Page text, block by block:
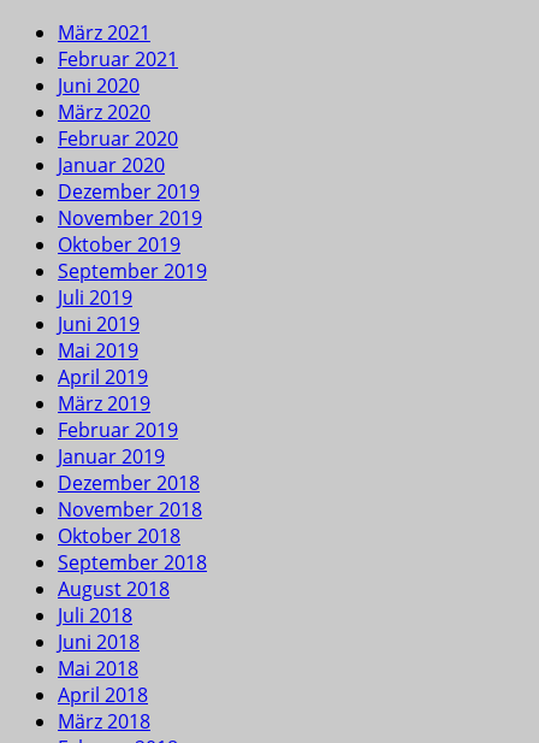
März 2021
Februar 2021
Juni 2020
März 2020
Februar 2020
Januar 2020
Dezember 2019
November 2019
Oktober 2019
September 2019
Juli 2019
Juni 2019
Mai 2019
April 2019
März 2019
Februar 2019
Januar 2019
Dezember 2018
November 2018
Oktober 2018
September 2018
August 2018
Juli 2018
Juni 2018
Mai 2018
April 2018
März 2018